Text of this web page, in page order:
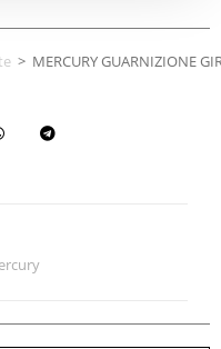
> MERCURY GUARNIZIONE